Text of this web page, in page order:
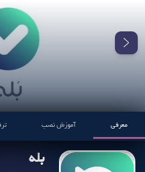
معرفی آموزش نصب
بله